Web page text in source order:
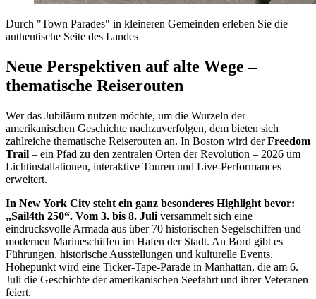
Durch "Town Parades" in kleineren Gemeinden erleben Sie die
authentische Seite des Landes
Neue Perspektiven auf alte Wege –
thematische Reiserouten
Wer das Jubiläum nutzen möchte, um die Wurzeln der
amerikanischen Geschichte nachzuverfolgen, dem bieten sich
zahlreiche thematische Reiserouten an. In Boston wird derFreedom
Trail – ein Pfad zu den zentralen Orten der Revolution – 2026 um
Lichtinstallationen, interaktive Touren und Live-Performances
erweitert.
In New York City steht ein ganz besonderes Highlight bevor:
„Sail4th 250“. Vom 3. bis 8. Juli versammelt sich eine
eindrucksvolle Armada aus über 70 historischen Segelschiffen und
modernen Marineschiffen im Hafen der Stadt. An Bord gibt es
Führungen, historische Ausstellungen und kulturelle Events.
Höhepunkt wird eine Ticker-Tape-Parade in Manhattan, die am 6.
Juli die Geschichte der amerikanischen Seefahrt und ihrer Veteranen
feiert.